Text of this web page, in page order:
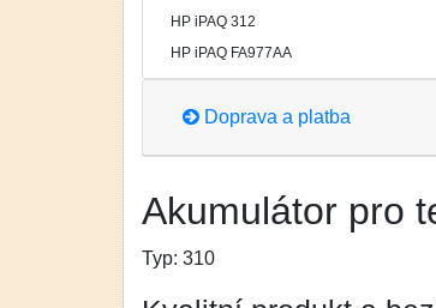
HP iPAQ 312
HP iPAQ FA977AA
Doprava a platba
Akumulátor pro
Typ: 310